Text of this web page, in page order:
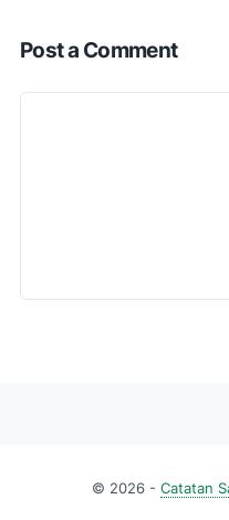
Post a Comment
© 2026 - Catatan